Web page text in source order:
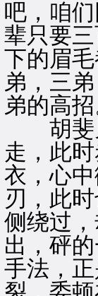
吧，咱
辈只要
下的眉
弟，三
弟的高招
胡斐见
走，此
衣，心
刃，此
侧绕过
出，砰
手法，